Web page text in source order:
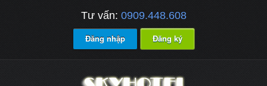
Tư vấn: 0909.448.608
Đăng nhập Đăng ký